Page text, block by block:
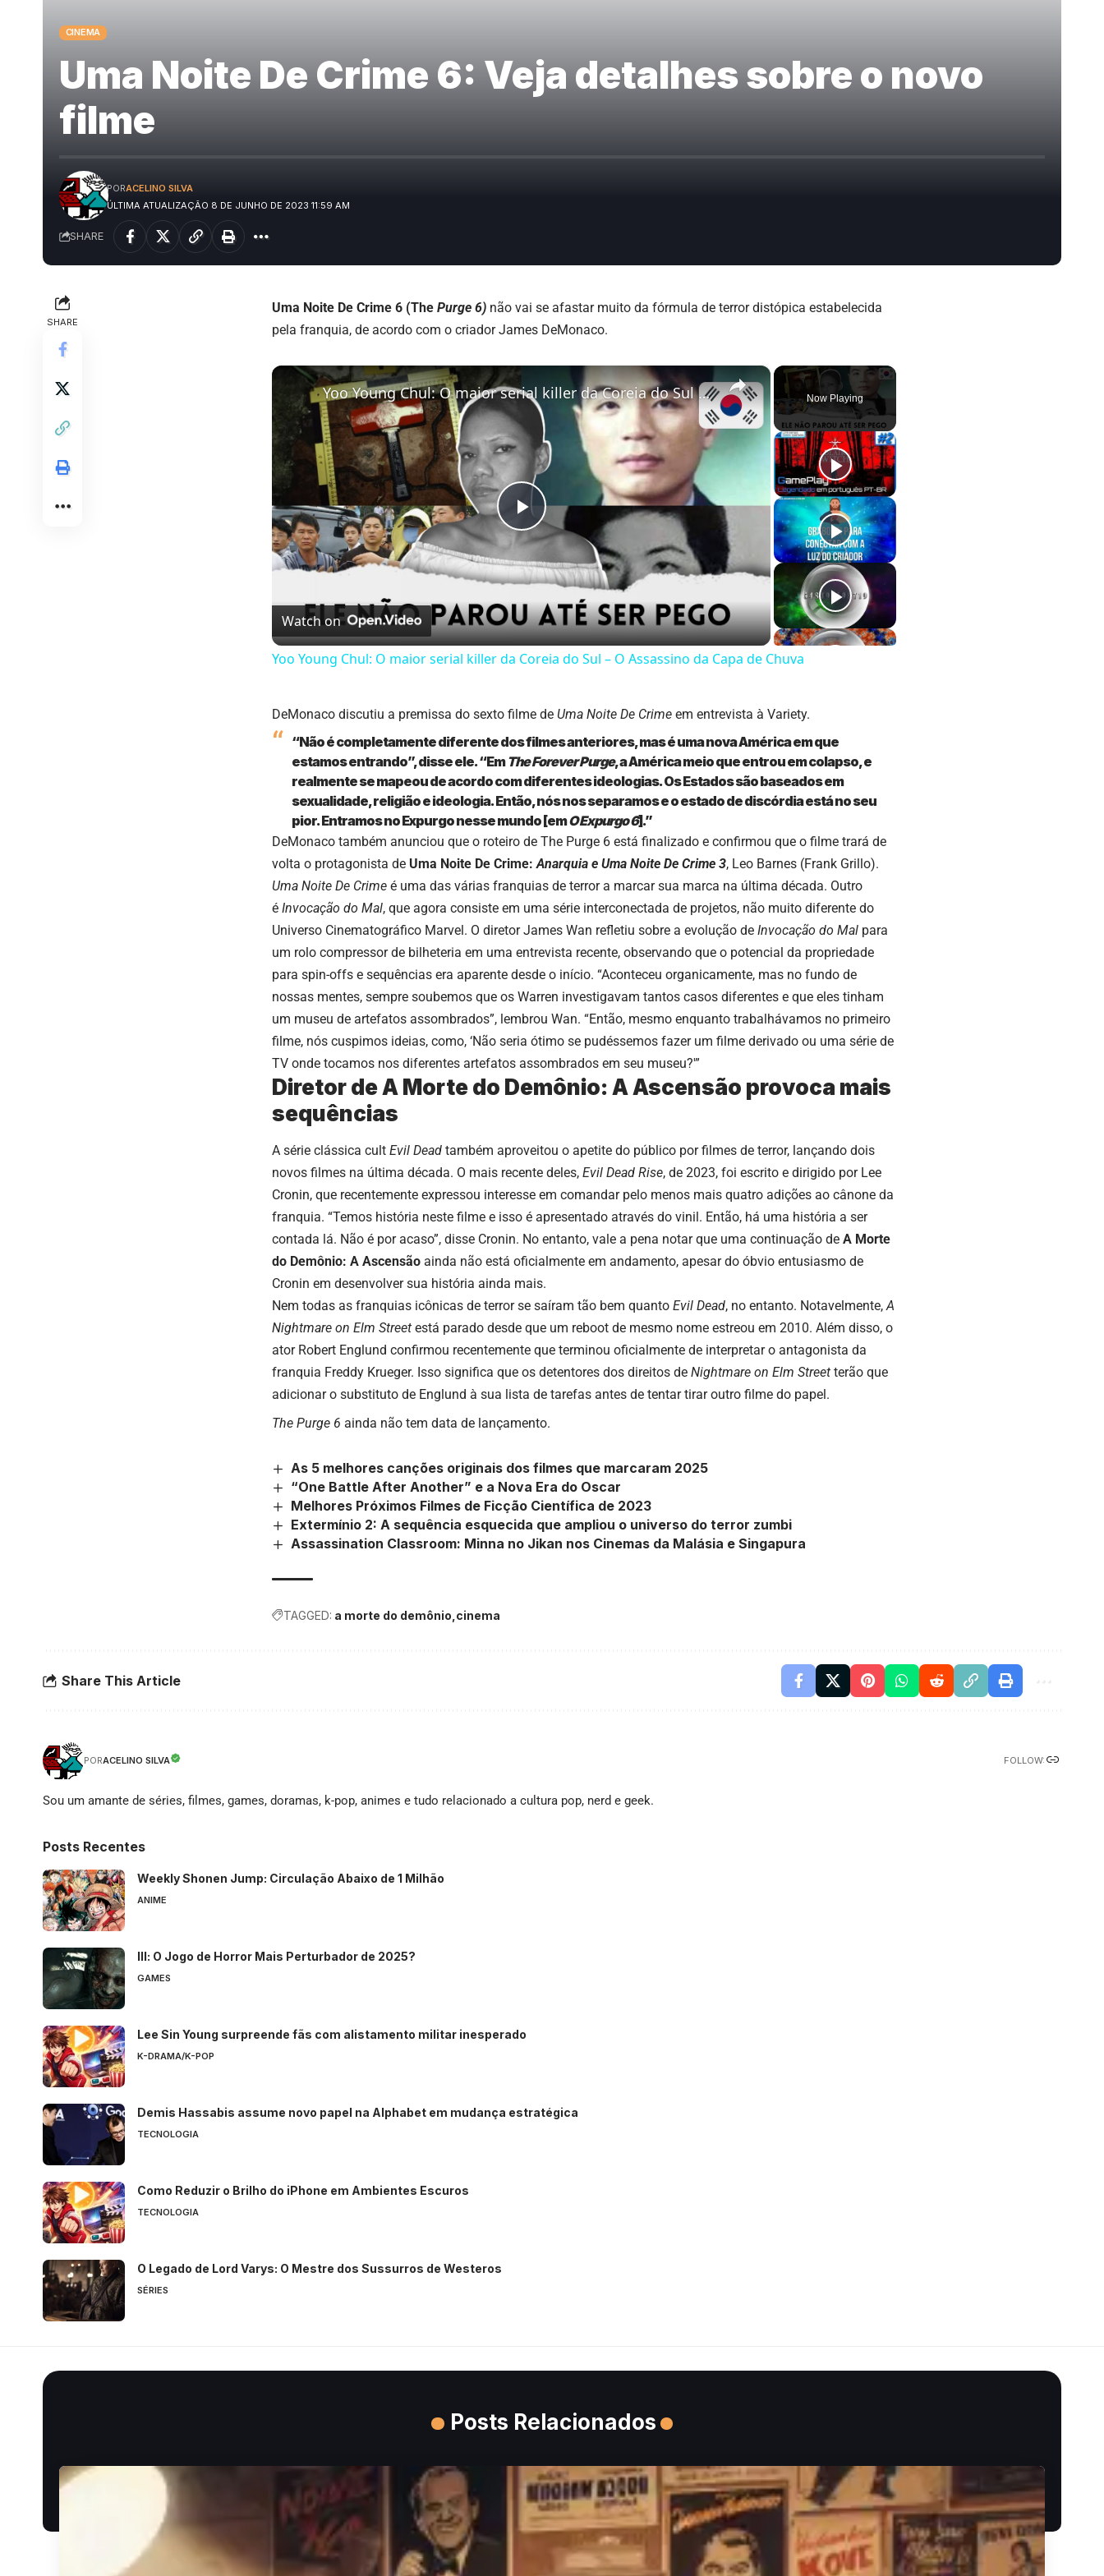
CINEMA
Uma Noite De Crime 6: Veja detalhes sobre o novo
filme
ÚLTIMA ATUALIZAÇÃO 8 DE JUNHO DE 2023 11:59 AM
PORACELINO SILVA
SHARE
SHARE
Uma Noite De Crime 6 (The Purge 6) não vai se afastar muito da fórmula de terror distópica estabelecida
pela franquia, de acordo com o criador James DeMonaco.
Now Playing
×
Play
Video
Yoo Young Chul: O maior serial killer da Coreia do Sul – O Assassino da Capa de Chuva
Watch on
Yoo Young Chul: O maior serial killer da Coreia do Sul – O Assassino da Capa de Chuva
DeMonaco discutiu a premissa do sexto filme de Uma Noite De Crime em entrevista à Variety.
“Não é completamente diferente dos filmes anteriores, mas é uma nova América em que
estamos entrando”, disse ele. “EmThe Forever Purge, a América meio que entrou em colapso, e
realmente se mapeou de acordo com diferentes ideologias. Os Estados são baseados em
sexualidade, religião e ideologia. Então, nós nos separamos e o estado de discórdia está no seu
pior. Entramos no Expurgo nesse mundo [emO Expurgo 6].”
DeMonaco também anunciou que o roteiro de The Purge 6 está finalizado e confirmou que o filme trará de
volta o protagonista de Uma Noite De Crime:Anarquia e Uma Noite De Crime 3, Leo Barnes (Frank Grillo).
Uma Noite De Crime é uma das várias franquias de terror a marcar sua marca na última década. Outro
é Invocação do Mal, que agora consiste em uma série interconectada de projetos, não muito diferente do
Universo Cinematográfico Marvel. O diretor James Wan refletiu sobre a evolução de Invocação do Mal para
um rolo compressor de bilheteria em uma entrevista recente, observando que o potencial da propriedade
para spin-offs e sequências era aparente desde o início. “Aconteceu organicamente, mas no fundo de
nossas mentes, sempre soubemos que os Warren investigavam tantos casos diferentes e que eles tinham
um museu de artefatos assombrados”, lembrou Wan. “Então, mesmo enquanto trabalhávamos no primeiro
filme, nós cuspimos ideias, como, ‘Não seria ótimo se pudéssemos fazer um filme derivado ou uma série de
TV onde tocamos nos diferentes artefatos assombrados em seu museu?'”
Diretor de A Morte do Demônio: A Ascensão provoca mais
sequências
A série clássica cult Evil Dead também aproveitou o apetite do público por filmes de terror, lançando dois
novos filmes na última década. O mais recente deles, Evil Dead Rise, de 2023, foi escrito e dirigido por Lee
Cronin, que recentemente expressou interesse em comandar pelo menos mais quatro adições ao cânone da
franquia. “Temos história neste filme e isso é apresentado através do vinil. Então, há uma história a ser
contada lá. Não é por acaso”, disse Cronin. No entanto, vale a pena notar que uma continuação de A Morte
do Demônio: A Ascensão ainda não está oficialmente em andamento, apesar do óbvio entusiasmo de
Cronin em desenvolver sua história ainda mais.
Nem todas as franquias icônicas de terror se saíram tão bem quanto Evil Dead, no entanto. Notavelmente, A
Nightmare on Elm Street está parado desde que um reboot de mesmo nome estreou em 2010. Além disso, o
ator Robert Englund confirmou recentemente que terminou oficialmente de interpretar o antagonista da
franquia Freddy Krueger. Isso significa que os detentores dos direitos de Nightmare on Elm Street terão que
adicionar o substituto de Englund à sua lista de tarefas antes de tentar tirar outro filme do papel.
The Purge 6 ainda não tem data de lançamento.
As 5 melhores canções originais dos filmes que marcaram 2025
“One Battle After Another” e a Nova Era do Oscar
Melhores Próximos Filmes de Ficção Científica de 2023
Extermínio 2: A sequência esquecida que ampliou o universo do terror zumbi
Assassination Classroom: Minna no Jikan nos Cinemas da Malásia e Singapura
TAGGED: a morte do demônio cinema
Share This Article
PORACELINO SILVA FOLLOW:
Sou um amante de séries, filmes, games, doramas, k-pop, animes e tudo relacionado a cultura pop, nerd e geek.
Posts Recentes
Weekly Shonen Jump: Circulação Abaixo de 1 Milhão
ANIME
Ill: O Jogo de Horror Mais Perturbador de 2025?
GAMES
Lee Sin Young surpreende fãs com alistamento militar inesperado
K-DRAMA/K-POP
Demis Hassabis assume novo papel na Alphabet em mudança estratégica
TECNOLOGIA
Como Reduzir o Brilho do iPhone em Ambientes Escuros
TECNOLOGIA
O Legado de Lord Varys: O Mestre dos Sussurros de Westeros
SÉRIES
Posts Relacionados